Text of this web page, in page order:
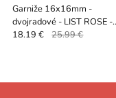
Garniže 16x16mm -
dvojradové - LIST ROSE -
satin
18.19 € 25.99 €